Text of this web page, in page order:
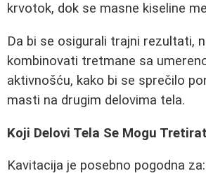
krvotok, dok se masne kiseline
Da bi se osigurali trajni rezultati,
kombinovati tretmane sa
aktivnošću, kako bi se sprečilo
masti na drugim delovima tela.
Koji Delovi Tela Se Mogu
Kavitacija je posebno pogodna za: